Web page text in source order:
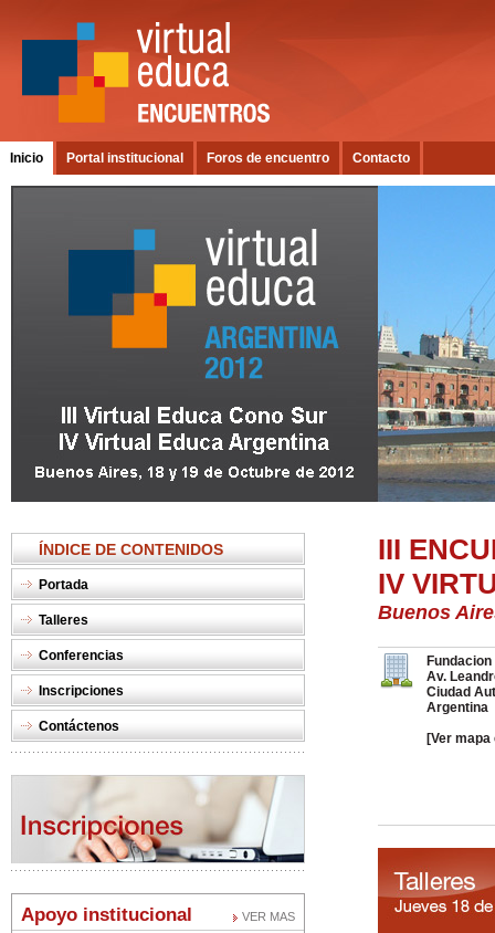
Inicio Portal institucional Foros de encuentro Contacto
ÍNDICE DE CONTENIDOS
Portada
Talleres
Conferencias
Inscripciones
Contáctenos
VER MAS
Apoyo institucional
III
IV
Buenos
Av.
Ciudad
Argentina
[Ver